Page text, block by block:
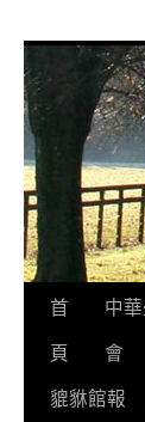
首
頁
中
會
貔貅館報